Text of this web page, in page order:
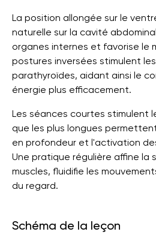
La position allongée sur le
naturelle sur la cavité
organes internes et favorise le
postures inversées stimulent
parathyroïdes, aidant ainsi le
énergie plus efficacement.
Les séances courtes stimulent
que les plus longues
en profondeur et l'activation
Une pratique régulière affine la
muscles, fluidifie les
du regard.
Schéma de la leçon